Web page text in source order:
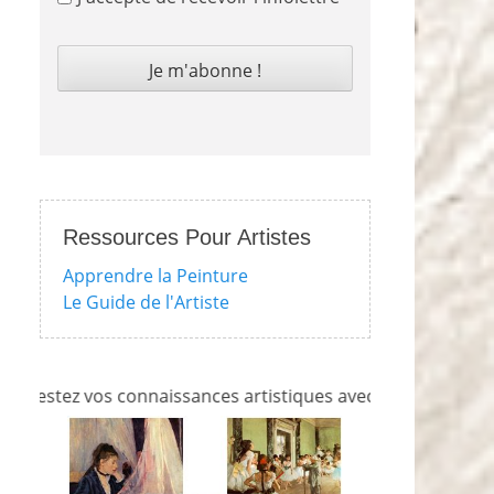
Ressources Pour Artistes
Apprendre la Peinture
Le Guide de l'Artiste
vos connaissances artistiques avec nos quizzes sur